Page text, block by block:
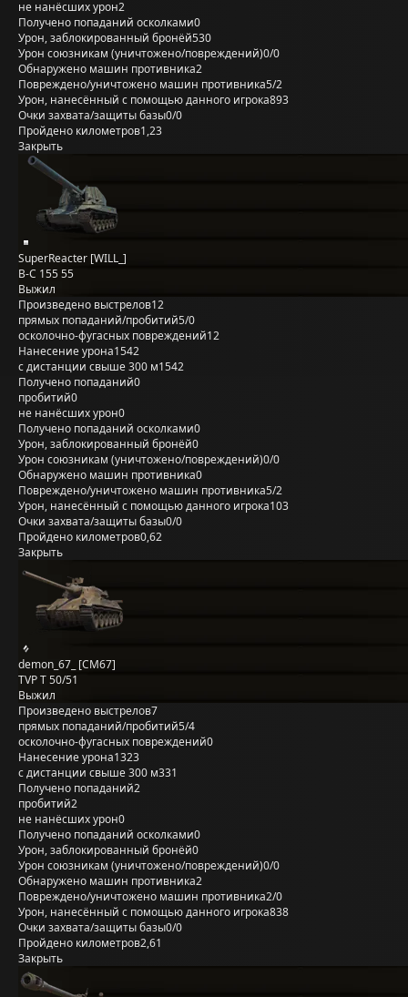
не нанёсших урон2
Получено попаданий осколками0
Урон, заблокированный бронёй530
Урон союзникам (уничтожено/повреждений)0/0
Обнаружено машин противника2
Повреждено/уничтожено машин противника5/2
Урон, нанесённый с помощью данного игрока893
Очки захвата/защиты базы0/0
Пройдено километров1,23
Закрыть
SuperReacter [WILL_]
B-C 155 55
Выжил
Произведено выстрелов12
прямых попаданий/пробитий5/0
осколочно-фугасных повреждений12
Нанесение урона1542
с дистанции свыше 300 м1542
Получено попаданий0
пробитий0
не нанёсших урон0
Получено попаданий осколками0
Урон, заблокированный бронёй0
Урон союзникам (уничтожено/повреждений)0/0
Обнаружено машин противника0
Повреждено/уничтожено машин противника5/2
Урон, нанесённый с помощью данного игрока103
Очки захвата/защиты базы0/0
Пройдено километров0,62
Закрыть
demon_67_ [CM67]
TVP T 50/51
Выжил
Произведено выстрелов7
прямых попаданий/пробитий5/4
осколочно-фугасных повреждений0
Нанесение урона1323
с дистанции свыше 300 м331
Получено попаданий2
пробитий2
не нанёсших урон0
Получено попаданий осколками0
Урон, заблокированный бронёй0
Урон союзникам (уничтожено/повреждений)0/0
Обнаружено машин противника2
Повреждено/уничтожено машин противника2/0
Урон, нанесённый с помощью данного игрока838
Очки захвата/защиты базы0/0
Пройдено километров2,61
Закрыть